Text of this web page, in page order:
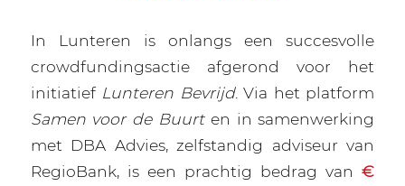
In Lunteren is onlangs een succesvolle
crowdfundingsactie afgerond voor het
initiatief Lunteren Bevrijd. Via het platform
Samen voor de Buurten in samenwerking
met DBA Advies, zelfstandig adviseur van
RegioBank, is een prachtig bedrag van€